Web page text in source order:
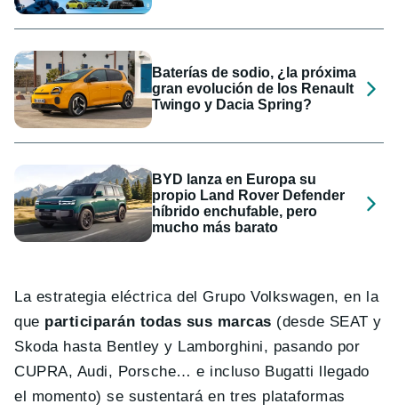
Baterías de sodio, ¿la próxima
gran evolución de los Renault
Twingo y Dacia Spring?
BYD lanza en Europa su
propio Land Rover Defender
híbrido enchufable, pero
mucho más barato
La estrategia eléctrica del Grupo Volkswagen, en la
que participarán todas sus marcas (desde SEAT y
Skoda hasta Bentley y Lamborghini, pasando por
CUPRA, Audi, Porsche… e incluso Bugatti llegado
el momento) se sustentará en tres plataformas